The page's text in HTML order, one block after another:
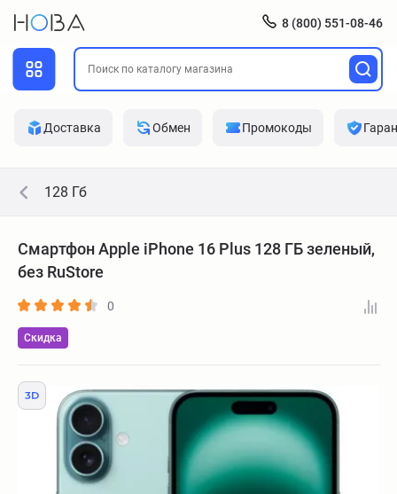
8 (800) 551-08-46
Доставка Обмен Промокоды
128 Гб
Смартфон Apple iPhone 16 Plus 128 ГБ зеленый,
без RuStore
0
Скидка